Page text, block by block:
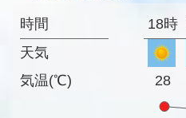
時間
天気
気温(℃)
18時
28